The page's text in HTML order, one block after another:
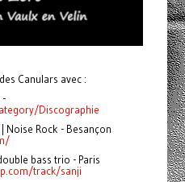
Canulars avec :
-
Discographie
Noise Rock - Besançon
bass trio - Paris
track/sanji